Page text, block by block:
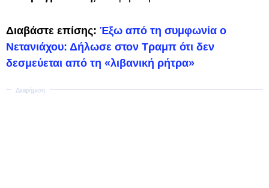
Διαβάστε επίσης: Έξω από τη συμφωνία ο
Νετανιάχου: Δήλωσε στον Τραμπ ότι δεν
δεσμεύεται από τη «λιβανική ρήτρα»